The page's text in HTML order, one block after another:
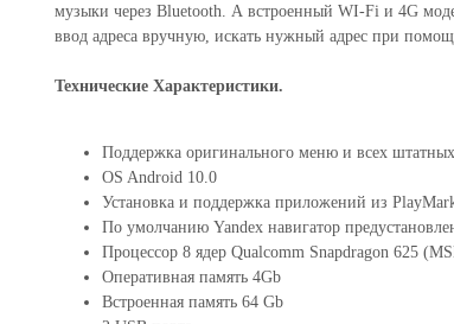
музыки через Bluetooth. А встроенный WI-Fi и 4G
ввод адреса вручную, искать нужный адрес при
Технические Характеристики.
Поддержка оригинального меню и всех
OS Android 10.0
Установка и поддержка приложений из
По умолчанию Yandex навигатор
Процессор 8 ядер Qualcomm Snapdragon 625
Оперативная память 4Gb
Встроенная память 64 Gb